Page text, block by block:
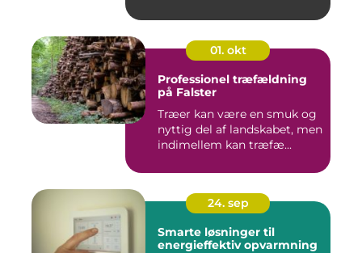
01. okt
Professionel træfældning
på Falster
Træer kan være en smuk og
nyttig del af landskabet, men
indimellem kan træfæ...
24. sep
Smarte løsninger til
energieffektiv opvarmning